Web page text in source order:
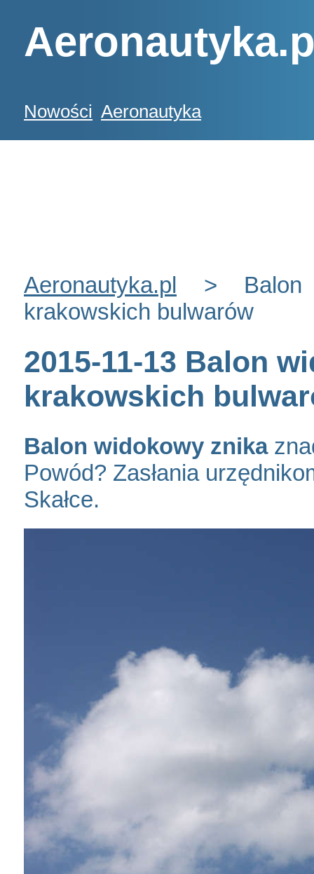
Nowości Aeronautyka
Aeronautyka.pl > Balon
krakowskich bulwarów
2015-11-13 Balon
krakowskich
Balon widokowy znika
Powód? Zasłania
Skałce.